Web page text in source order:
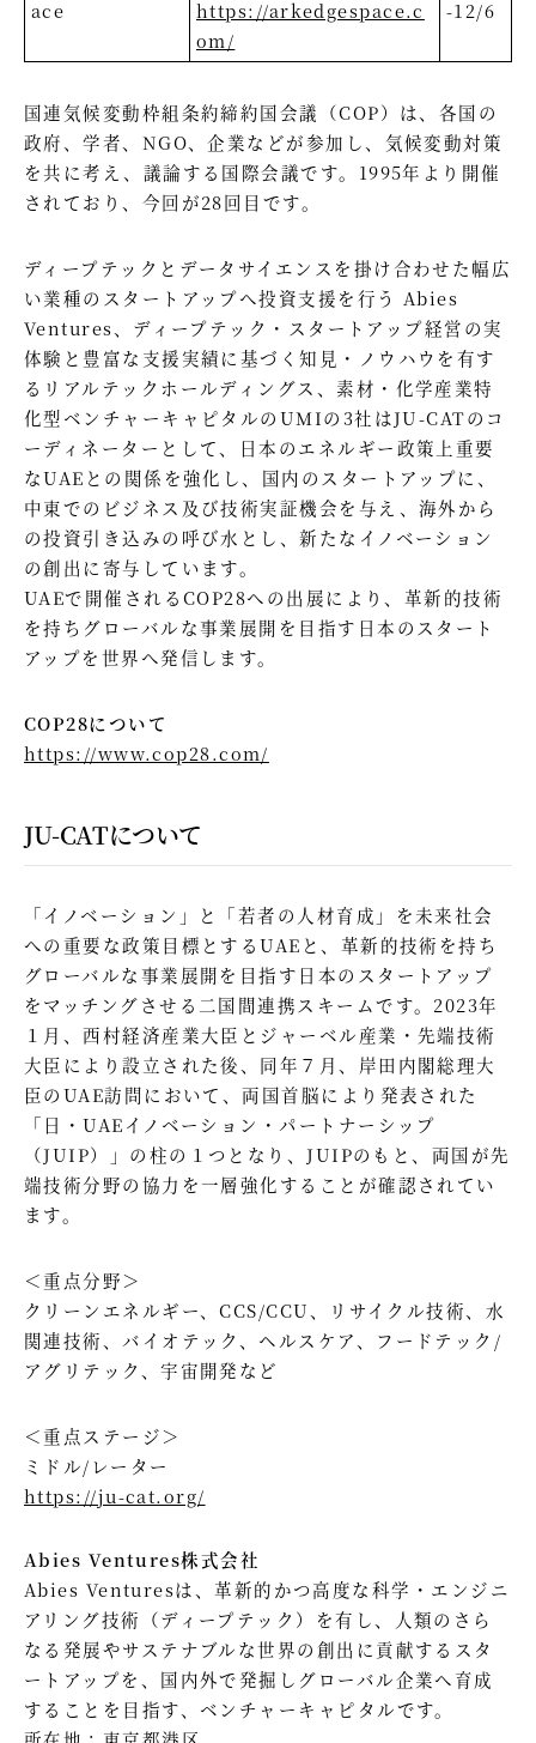
ace
https://arkedgespace.c
om/
-12/6
国連気候変動枠組条約締約国会議（COP）は、各国の
政府、学者、NGO、企業などが参加し、気候変動対策
を共に考え、議論する国際会議です。1995年より開催
されており、今回が28回目です。
ディープテックとデータサイエンスを掛け合わせた幅広
い業種のスタートアップへ投資支援を行う Abies
Ventures、ディープテック・スタートアップ経営の実
体験と豊富な支援実績に基づく知見・ノウハウを有す
るリアルテックホールディングス、素材・化学産業特
化型ベンチャーキャピタルのUMIの3社はJU-CATのコ
ーディネーターとして、日本のエネルギー政策上重要
なUAEとの関係を強化し、国内のスタートアップに、
中東でのビジネス及び技術実証機会を与え、海外から
の投資引き込みの呼び水とし、新たなイノベーション
の創出に寄与しています。
UAEで開催されるCOP28への出展により、革新的技術
を持ちグローバルな事業展開を目指す日本のスタート
アップを世界へ発信します。
COP28について
https://www.cop28.com/
JU-CATについて
「イノベーション」と「若者の人材育成」を未来社会
への重要な政策目標とするUAEと、革新的技術を持ち
グローバルな事業展開を目指す日本のスタートアップ
をマッチングさせる二国間連携スキームです。2023年
１月、西村経済産業大臣とジャーベル産業・先端技術
大臣により設立された後、同年７月、岸田内閣総理大
臣のUAE訪問において、両国首脳により発表された
「日・UAEイノベーション・パートナーシップ
（JUIP）」の柱の１つとなり、JUIPのもと、両国が先
端技術分野の協力を一層強化することが確認されてい
ます。
＜重点分野＞
クリーンエネルギー、CCS/CCU、リサイクル技術、水
関連技術、バイオテック、ヘルスケア、フードテック/
アグリテック、宇宙開発など
＜重点ステージ＞
ミドル/レーター
https://ju-cat.org/
Abies Ventures株式会社
Abies Venturesは、革新的かつ高度な科学・エンジニ
アリング技術（ディープテック）を有し、人類のさら
なる発展やサステナブルな世界の創出に貢献するスタ
ートアップを、国内外で発掘しグローバル企業へ育成
することを目指す、ベンチャーキャピタルです。